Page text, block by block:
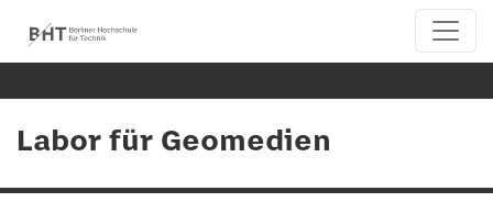
Labor für Geomedien